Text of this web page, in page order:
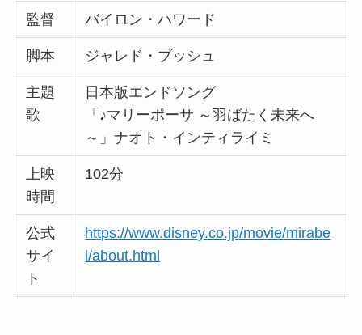
監督 バイロン・ハワード
脚本 ジャレド・ブッシュ
主題
歌
日本版エンドソング
「♪マリーポーサ ～羽ばたく未来へ
～」ナオト・インティライミ
上映
時間
102分
公式
サイ
ト
https://www.disney.co.jp/movie/mirabe
l/about.html